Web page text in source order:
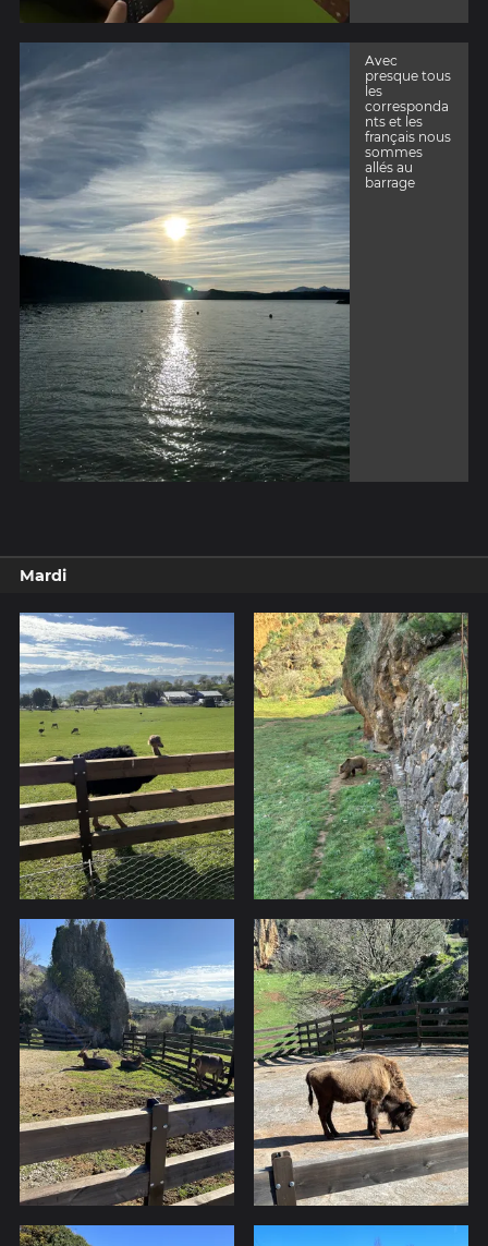
Avec
presque tous
les
corresponda
nts et les
français nous
sommes
allés au
barrage
Mardi